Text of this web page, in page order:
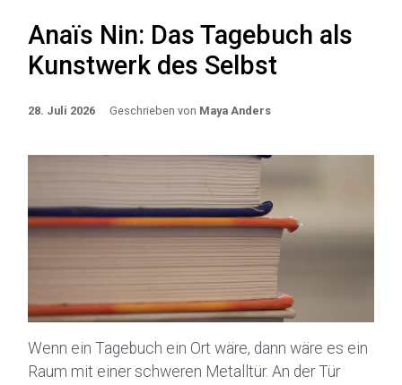
Anaïs Nin: Das Tagebuch als
Kunstwerk des Selbst
28. Juli 2026 Geschrieben von Maya Anders
Wenn ein Tagebuch ein Ort wäre, dann wäre es ein
Raum mit einer schweren Metalltür. An der Tür